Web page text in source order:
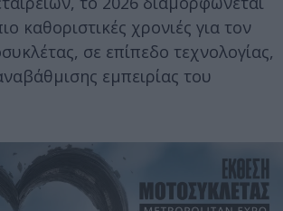
καθοριστικές χρονιές για τον
σε επίπεδο τεχνολογίας,
εμπειρίας του